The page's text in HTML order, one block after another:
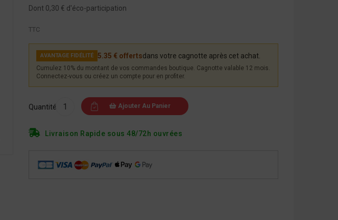
Dont 0,30 € d'éco-participation
TTC
AVANTAGE FIDÉLITÉ 5.35 € offertsdans votre cagnotte après cet achat.
Cumulez 10% du montant de vos commandes boutique. Cagnotte valable 12 mois.
Connectez-vous ou créez un compte pour en profiter.
Quantité Ajouter Au Panier
Livraison Rapide sous 48/72h ouvrées